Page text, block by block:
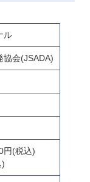
ル
協会(JSADA)
円(税込)
)